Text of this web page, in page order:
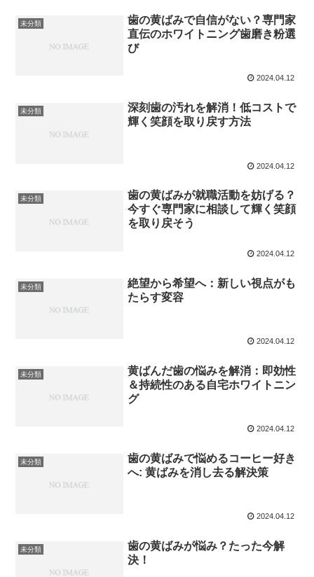
未分類
歯の黄ばみで自信がない？専門家
直伝のホワイトニング歯磨き粉選
び
2024.04.12
未分類
深刻歯の汚れを解消！低コストで
輝く笑顔を取り戻す方法
2024.04.12
未分類
歯の黄ばみが就職活動を妨げる？
今すぐ専門家に相談して輝く笑顔
を取り戻そう
2024.04.12
未分類
絶望から希望へ：新しい視点がも
たらす変容
2024.04.12
未分類
黄ばんだ歯の悩みを解消：即効性
＆持続性のある自宅ホワイトニン
グ
2024.04.12
未分類
歯の黄ばみで悩めるコーヒー好き
へ: 黄ばみを消し去る解決策
2024.04.12
未分類
歯の黄ばみが悩み？たった今解
決！